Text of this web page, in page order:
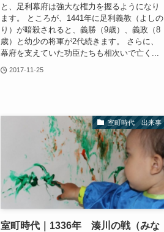
と、足利幕府は強大な権力を握るようになり
ます。 ところが、1441年に足利義教（よしの
り）が暗殺されると、義勝（9歳）、義政（8
歳）と幼少の将軍が2代続きます。 さらに、
幕府を支えていた功臣たちも相次いで亡く...
2017-11-25
室町時代 出来事
室町時代｜1336年 湊川の戦（みな